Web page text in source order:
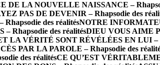
DE LA NOUVELLE NAISSANCE –
PAS DE DEVENIR – Rhapsodie des
des réalitésNOTRE
Rhapsodie des réalitésDIEU VOUS AIME
LA VÉRITÉ SONT RÉVÉLÉES EN LUI –
PAR LA PAROLE – Rhapsodie des
des réalitésCE QU’EST